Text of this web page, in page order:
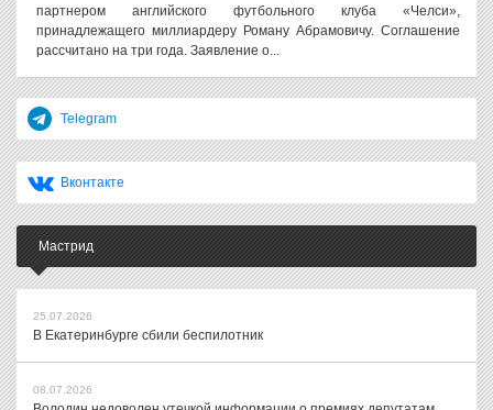
партнером английского футбольного клуба «Челси»,
принадлежащего миллиардеру Роману Абрамовичу. Соглашение
рассчитано на три года. Заявление о...
Telegram
Вконтакте
Мастрид
25.07.2026
В Екатеринбурге сбили беспилотник
08.07.2026